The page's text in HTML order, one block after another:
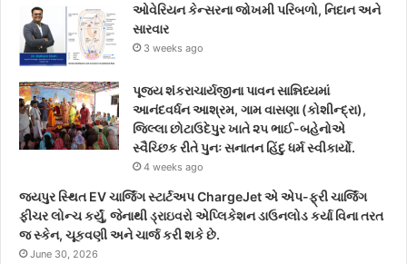
ઓવેરિયન કેન્સરના જોખમી પરિબળો, નિદાન અને
સારવાર
3 weeks ago
પૂજ્ય શંકરાચાર્યજીના પાવન સાન્નિધ્યમાં
આનંદવર્ધન આશ્રમ, ગામ વાસણા (કોશીન્દ્રા),
જિલ્લા છોટાઉદેપુર ખાતે ૨૫ ભાઈ-બહેનોએ
સ્વૈચ્છિક રીતે પુનઃ સનાતન હિંદુ ધર્મ સ્વીકાર્યો.
4 weeks ago
જયપુર સ્થિત EV ચાર્જિંગ સ્ટાર્ટઅપ ChargeJet એ એપ-ફ્રી ચાર્જિંગ
ફીચર લોન્ચ કર્યું, જેનાથી ડ્રાઇવરો એપ્લિકેશન ડાઉનલોડ કર્યા વિના તરત
જ સ્કેન, ચૂકવણી અને ચાર્જ કરી શકે છે.
June 30, 2026